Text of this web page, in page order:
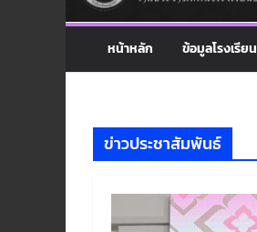
หน้าหลัก ข้อมูลโรงเรียน
ข่าวประชาสัมพันธ์